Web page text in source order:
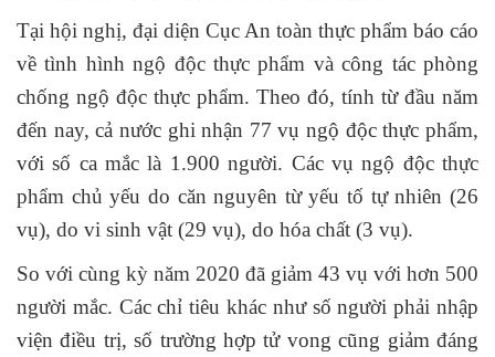
Tại hội nghị, đại diện Cục An toàn thực phẩm báo cáo
về tình hình ngộ độc thực phẩm và công tác phòng
chống ngộ độc thực phẩm. Theo đó, tính từ đầu năm
đến nay, cả nước ghi nhận 77 vụ ngộ độc thực phẩm,
với số ca mắc là 1.900 người. Các vụ ngộ độc thực
phẩm chủ yếu do căn nguyên từ yếu tố tự nhiên (26
vụ), do vi sinh vật (29 vụ), do hóa chất (3 vụ).
So với cùng kỳ năm 2020 đã giảm 43 vụ với hơn 500
người mắc. Các chỉ tiêu khác như số người phải nhập
viện điều trị, số trường hợp tử vong cũng giảm đáng